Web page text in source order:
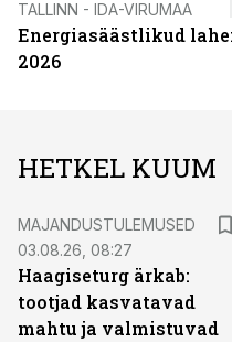
TALLINN - IDA-VIRUMAA
Energiasäästlikud
2026
HETKEL KUUM
MAJANDUSTULEMUSED
03.08.26, 08:27
Haagiseturg ärkab:
tootjad kasvatavad
mahtu ja valmistuvad